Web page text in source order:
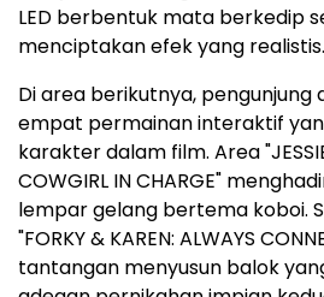
LED berbentuk mata berkedip
menciptakan efek yang realistis.
Di area berikutnya,
empat permainan interaktif
karakter dalam film. Area "JESSIE
COWGIRL IN CHARGE"
lempar gelang bertema koboi.
"FORKY & KAREN: ALWAYS
tantangan menyusun balok